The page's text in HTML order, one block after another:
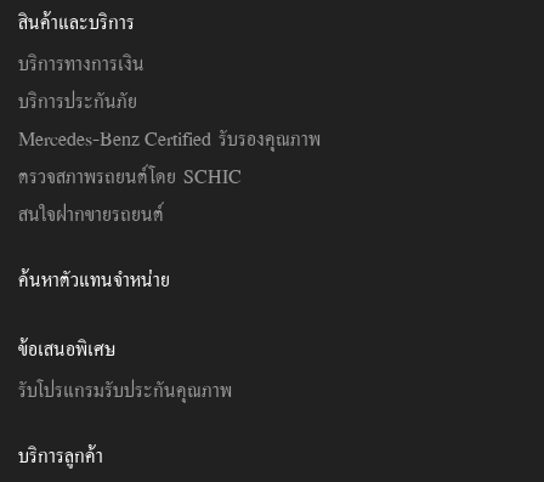
สินค้าและบริการ
บริการทางการเงิน
บริการประกันภัย
Mercedes-Benz Certified รับรองคุณภาพ
ตรวจสภาพรถยนต์โดย SCHIC
สนใจฝากขายรถยนต์
ค้นหาตัวแทนจำหน่าย
ข้อเสนอพิเศษ
รับโปรแกรมรับประกันคุณภาพ
บริการลูกค้า